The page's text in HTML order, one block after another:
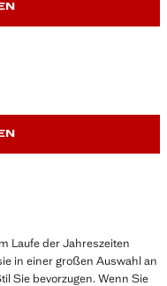
Laufe der Jahreszeiten
in einer großen Auswahl an
Sie bevorzugen. Wenn Sie